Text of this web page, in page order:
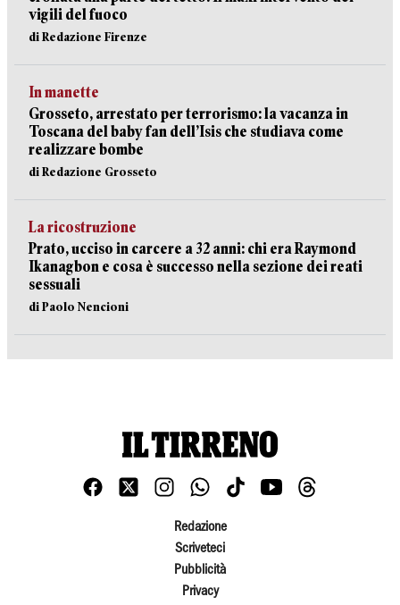
vigili del fuoco
di Redazione Firenze
In manette
Grosseto, arrestato per terrorismo: la vacanza in
Toscana del baby fan dell’Isis che studiava come
realizzare bombe
di Redazione Grosseto
La ricostruzione
Prato, ucciso in carcere a 32 anni: chi era Raymond
Ikanagbon e cosa è successo nella sezione dei reati
sessuali
di Paolo Nencioni
Redazione
Scriveteci
Pubblicità
Privacy